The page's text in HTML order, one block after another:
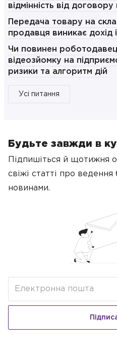
відмінність від
Передача товару на
продавця виникає дохід
Чи повинен
відеозйомку на
ризики та алгоритм дій
Усі питання
Будьте завжди в
Підпишіться й щотижня
свіжі статті про ведення
новинами.